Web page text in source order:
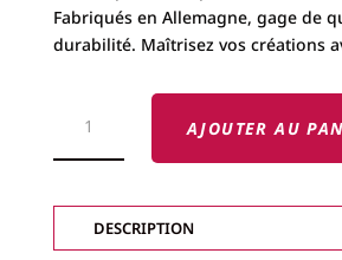
Fabriqués en Allemagne, gage de
durabilité. Maîtrisez vos créations
CISEAUX
15CM
AJOUTER AU
DESCRIPTION